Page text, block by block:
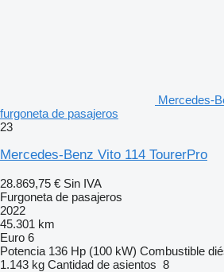
Mercedes-
furgoneta de pasajeros
23
Mercedes-Benz Vito 114 TourerPro
28.869,75 € Sin IVA
Furgoneta de pasajeros
2022
45.301 km
Euro 6
Potencia 136 Hp (100 kW) Combustible
1.143 kg Cantidad de asientos 8